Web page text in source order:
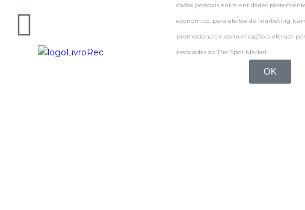
dados pessoais entre entidades
económico, para efeitos de marketing
promocionais e comunicação a efetuar
associadas ao The Spot Market.
OK